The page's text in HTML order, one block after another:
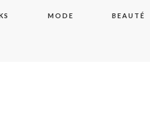
MODE BEAUTÉ